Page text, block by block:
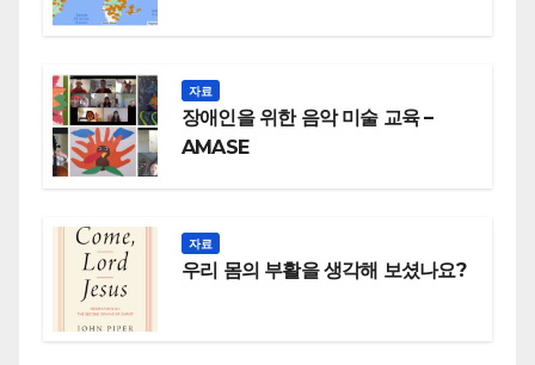
자료
장애인을 위한 음악 미술 교육 –
AMASE
자료
우리 몸의 부활을 생각해 보셨나요?